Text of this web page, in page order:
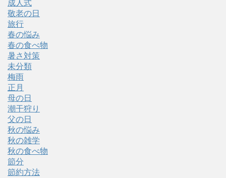
成人式
敬老の日
旅行
春の悩み
春の食べ物
暑さ対策
未分類
梅雨
正月
母の日
潮干狩り
父の日
秋の悩み
秋の雑学
秋の食べ物
節分
節約方法